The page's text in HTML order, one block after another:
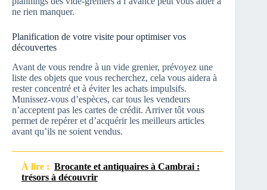
ne rien manquer.
Planification de votre visite pour optimiser vos
découvertes
Avant de vous rendre à un vide grenier, prévoyez une
liste des objets que vous recherchez, cela vous aidera à
rester concentré et à éviter les achats impulsifs.
Munissez-vous d’espèces, car tous les vendeurs
n’acceptent pas les cartes de crédit. Arriver tôt vous
permet de repérer et d’acquérir les meilleurs articles
avant qu’ils ne soient vendus.
À lire : Brocante et antiquaires à Cambrai :
trésors à découvrir